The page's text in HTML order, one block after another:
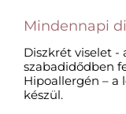
Mindennapi
Diszkrét viselet -
szabadidődben
Hipoallergén – a
készül.​